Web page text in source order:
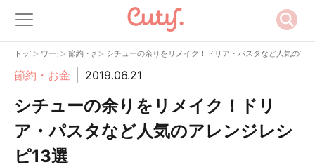
トップ
> ワーク> 節約・お金
> シチューの余りをリメイク！ドリア・パスタなど人気のア
節約・お金 2019.06.21
シチューの余りをリメイク！ドリ
ア・パスタなど人気のアレンジレシ
ピ13選